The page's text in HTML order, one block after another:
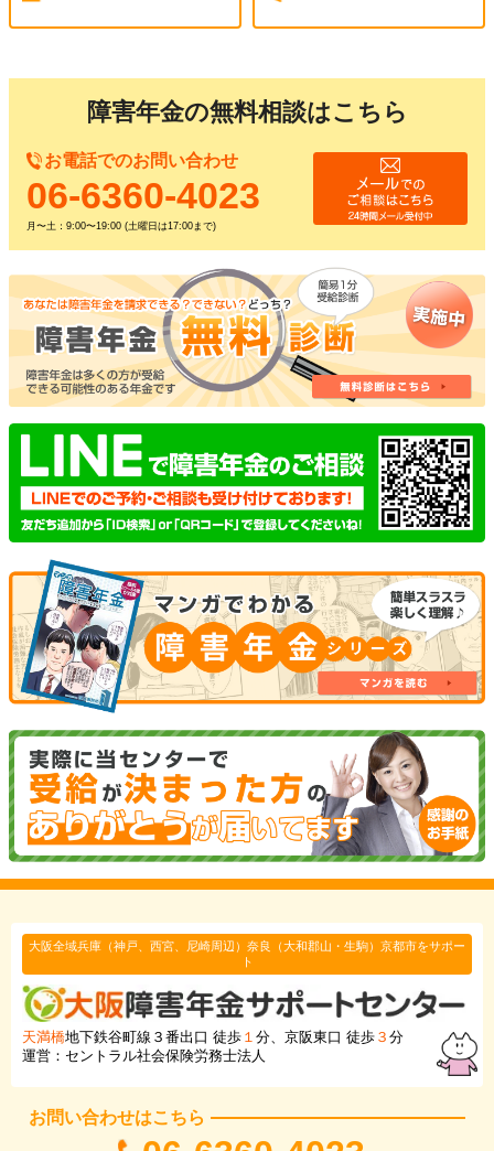
障害年金の無料相談はこちら
お電話でのお問い合わせ
06-6360-4023
月〜土：9:00〜19:00 (土曜日は17:00まで)
大阪全域兵庫（神戸、西宮、尼崎周辺）奈良（大和郡山・生駒）京都市をサポー
ト
天満橋地下鉄谷町線３番出口 徒歩 １ 分、京阪東口 徒歩 ３ 分
運営：セントラル社会保険労務士法人
お問い合わせはこちら